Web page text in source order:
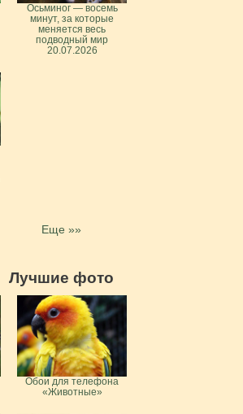
Осьминог — восемь
минут, за которые
меняется весь
подводный мир
20.07.2026
Еще »»
Лучшие фото
Обои для телефона
«Животные»